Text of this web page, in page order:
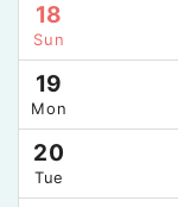
18
Sun
19
Mon
20
Tue